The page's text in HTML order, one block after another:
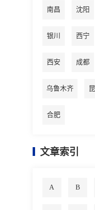
南昌 沈阳
银川 西宁
西安 成都
乌鲁木齐
合肥
文章索引
A B